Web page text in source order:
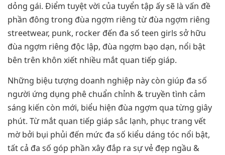
dỏng gái. Điểm tuyệt vời của tuyển tập ấy sẽ là vấn đề
phần đông trong đùa ngợm riêng từ đùa ngợm riêng
streetwear, punk, rocker đến đa số teen girls sở hữu
đùa ngợm riêng độc lập, đùa ngợm bạo dạn, nổi bật
bên trên khôn xiết nhiều mắt quan tiếp giáp.
Những biệu tượng doanh nghiệp này còn giúp đa số
người ứng dụng phê chuẩn chỉnh & truyền tình cảm
sáng kiến còn mới, biểu hiện đùa ngợm qua từng giây
phút. Từ mắt quan tiếp giáp sắc lạnh, phục trang vết
mờ bởi bụi phủi đến mức đa số kiểu dáng tóc nổi bật,
tất cả đa số góp phần xây đắp ra sự vẻ đẹp ngầu &